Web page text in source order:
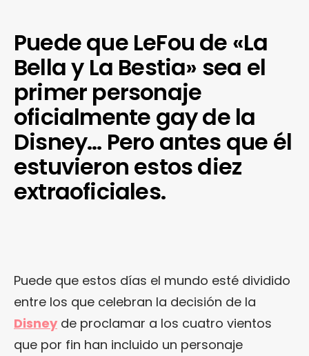
Puede que LeFou de «La
Bella y La Bestia» sea el
primer personaje
oficialmente gay de la
Disney… Pero antes que él
estuvieron estos diez
extraoficiales.
Puede que estos días el mundo esté dividido
entre los que celebran la decisión de la
Disney de proclamar a los cuatro vientos
que por fin han incluido un personaje